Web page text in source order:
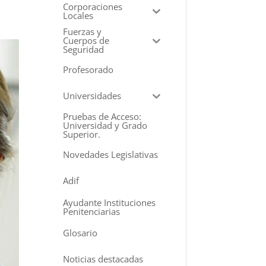
Corporaciones
Locales
Fuerzas y
Cuerpos de
Seguridad
Profesorado
Universidades
Pruebas de Acceso:
Universidad y Grado
Superior.
Novedades Legislativas
Adif
Ayudante Instituciones
Penitenciarias
Glosario
Noticias destacadas